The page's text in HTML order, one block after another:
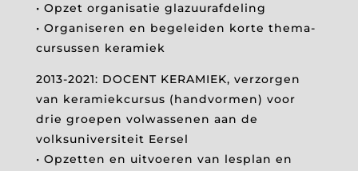
• Opzet organisatie glazuurafdeling
• Organiseren en begeleiden korte thema-
cursussen keramiek
2013-2021: DOCENT KERAMIEK, verzorgen
van keramiekcursus (handvormen) voor
drie groepen volwassenen aan de
volksuniversiteit Eersel
• Opzetten en uitvoeren van lesplan en